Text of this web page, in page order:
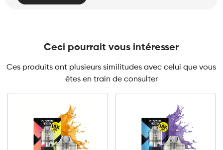
Ceci pourrait vous intéresser
Ces produits ont plusieurs similitudes avec celui que vous
êtes en train de consulter